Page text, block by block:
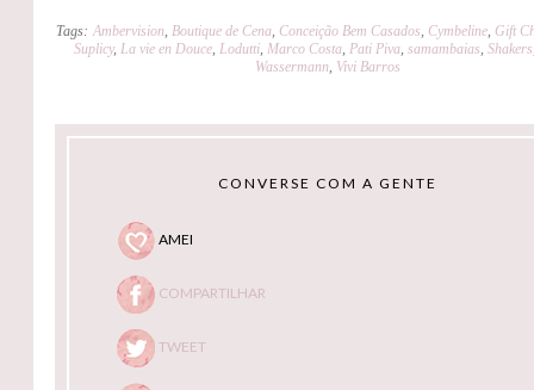
Tags: Ambervision,Boutique de Cena, Conceição Bem Casados, Cymbeline, Gift
Suplicy, La vie en Douce, Lodutti, Marco Costa, Pati Piva, samambaias, Shakers
Wassermann, Vivi Barros
CONVERSE COM A GENTE
AMEI
COMPARTILHAR
TWEET